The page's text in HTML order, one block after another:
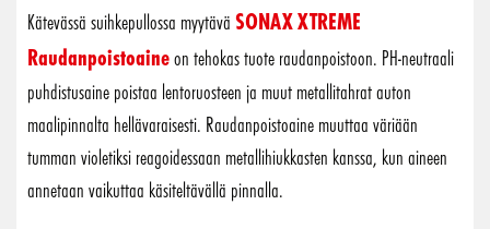
Kätevässä suihkepullossa myytävä SONAX XTREME
Raudanpoistoaineon tehokas tuote raudanpoistoon. PH-neutraali
puhdistusaine poistaa lentoruosteen ja muut metallitahrat auton
maalipinnalta hellävaraisesti. Raudanpoistoaine muuttaa väriään
tumman violetiksi reagoidessaan metallihiukkasten kanssa, kun aineen
annetaan vaikuttaa käsiteltävällä pinnalla.